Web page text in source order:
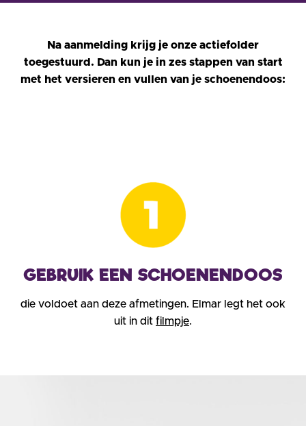
Na aanmelding krijg je onze actiefolder
toegestuurd. Dan kun je in zes stappen van start
met het versieren en vullen van je schoenendoos:
GEBRUIK EEN SCHOENENDOOS
die voldoet aan deze afmetingen. Elmar legt het ook
uit in dit filmpje.